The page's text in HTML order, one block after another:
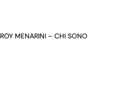
ROY MENARINI – CHI SONO